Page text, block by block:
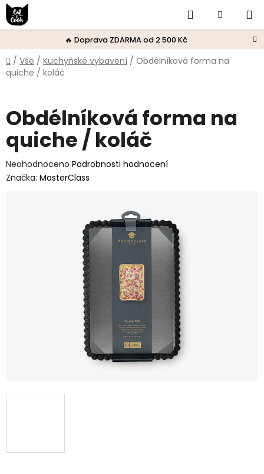
Přejít
na
obsah
🔥 Doprava ZDARMA od 2 500 Kč
HledatNákupní
košík
Domů
/ Vše / Kuchyňské vybavení / Obdélníková forma na
quiche / koláč
Obdélníková forma na
quiche / koláč
Průměrné
hodnocení
Neohodnoceno Podrobnosti hodnocení
Značka: MasterClass